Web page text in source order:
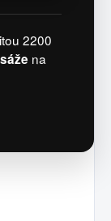
2200
na